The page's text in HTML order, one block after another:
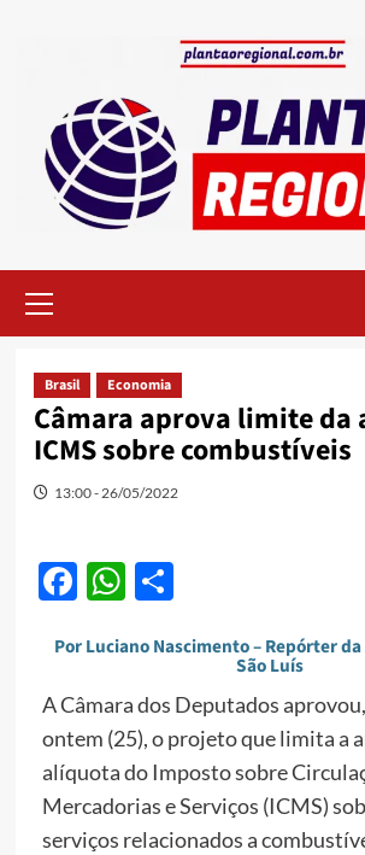
Menu
Brasil Economia
Câmara aprova limite da
ICMS sobre combustíveis
13:00 - 26/05/2022
Facebook
WhatsApp
Share
Por Luciano Nascimento – Repórter
São Luís
A Câmara dos Deputados
ontem (25), o projeto que limita a
alíquota do Imposto sobre
Mercadorias e Serviços (ICMS)
serviços relacionados a